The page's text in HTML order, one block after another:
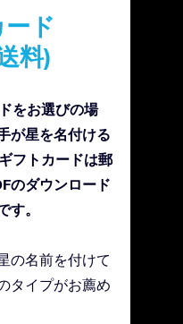
ド
料)
をお選びの場
が星を名付ける
フトカードは郵
のダウンロード
す。
の名前を付けて
タイプがお薦め